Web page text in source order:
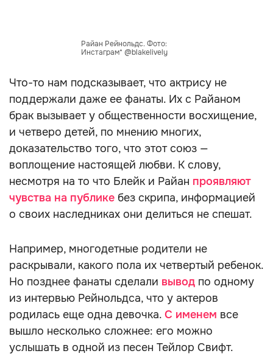
Райан Рейнольдс. Фото:
Инстаграм* @blakelively
Что-то нам подсказывает, что актрису не
поддержали даже ее фанаты. Их с Райаном
брак вызывает у общественности восхищение,
и четверо детей, по мнению многих,
доказательство того, что этот союз —
воплощение настоящей любви. К слову,
несмотря на то что Блейк и Райан проявляют
чувства на публике без скрипа, информацией
о своих наследниках они делиться не спешат.
Например, многодетные родители не
раскрывали, какого пола их четвертый ребенок.
Но позднее фанаты сделали вывод по одному
из интервью Рейнольдса, что у актеров
родилась еще одна девочка. С именем все
вышло несколько сложнее: его можно
услышать в одной из песен Тейлор Свифт.